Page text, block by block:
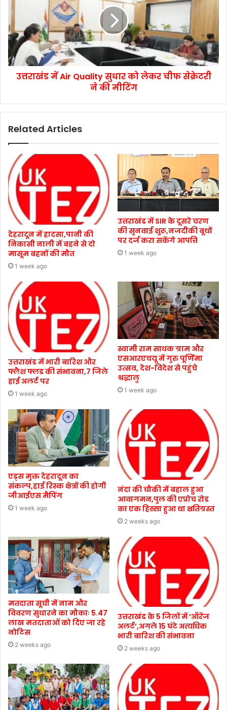
उत्तराखंड में Air Quality सुधार को लेकर चीफ सेक्रेटरी
ने की मीटिंग
Related Articles
देहरादून में हादसा,पानी की
निकासी नाली में बहने से दो
मासूम बहनों की मौत
1 week ago
उत्तराखंड में SIR के दूसरे चरण
की सुनवाई शुरू,नजदीकी बूथों
पर दर्ज करा सकेंगे आपत्ति
1 week ago
उत्तराखंड में भारी बारिश और
फ्लैश फ्लड की संभावना,7 जिले
हाई अलर्ट पर
1 week ago
स्वामी राम साधक ग्राम और
एसआरएचयू में गुरु पूर्णिमा
उत्सव, देश-विदेश से पहुंचे
श्रद्धालु
1 week ago
एड्स मुक्त देहरादून का
संकल्प,हाई रिस्क क्षेत्रों की होगी
जीआईएस मैपिंग
1 week ago
नंदा की चौकी में बहाल हुआ
आवागमन,पुल की एप्रोच रोड
का एक हिस्सा हुआ था क्षतिग्रस्त
2 weeks ago
मतदाता सूची में नाम और
विवरण सुधारने का मौकाः 5.47
लाख मतदाताओं को दिए जा रहे
नोटिस
2 weeks ago
उत्तराखंड के 5 जिलों में ‘ऑरेंज
अलर्ट’,अगले 15 घंटे अत्यधिक
भारी बारिश की संभावना
2 weeks ago